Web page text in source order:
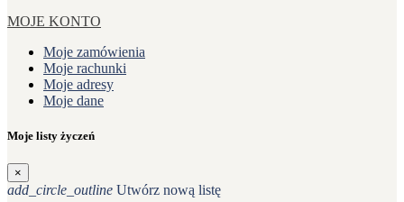
MOJE KONTO
Moje zamówienia
Moje rachunki
Moje adresy
Moje dane
Moje listy życzeń
×
add_circle_outline Utwórz nową listę